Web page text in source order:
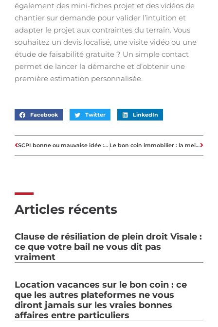
également des mini-fiches projet et des vidéos de
chantier sur demande pour valider l’intuition et
adapter le projet aux contraintes du terrain. Vous
souhaitez un devis localisé, une visite vidéo ou une
étude de faisabilité gratuite ? Un simple contact
permet de lancer la démarche et d’obtenir une
première estimation personnalisée.
Facebook Twitter LinkedIn
SCPI bonne ou mauvaise idée : la réponse selon votre profil en 2026 ? Le bon coin immobilier : la meilleure façon de trouver des annonces rapidement
Articles récents
Clause de résiliation de plein droit Visale :
ce que votre bail ne vous dit pas
vraiment
Location vacances sur le bon coin : ce
que les autres plateformes ne vous
diront jamais sur les vraies bonnes
affaires entre particuliers